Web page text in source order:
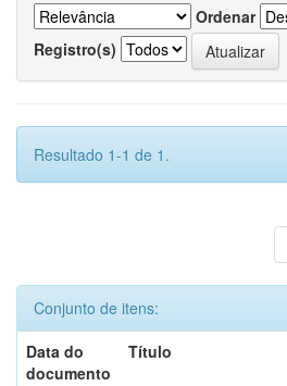
Ordenar
Registro(s)
Resultado 1-1 de 1.
Conjunto de itens:
Data do
documento
Título